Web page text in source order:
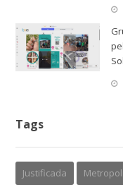
Tags
Justificada